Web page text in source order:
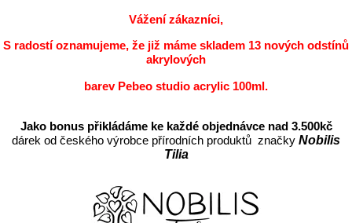
Vážení zákazníci,
S radostí oznamujeme, že již máme skladem 13 nových odstínů
akrylových
barev Pebeo studio acrylic 100ml.
Jako bonus přikládáme ke každé objednávce nad 3.500kč
dárek od českého výrobce přírodních produktů značky Nobilis
Tilia